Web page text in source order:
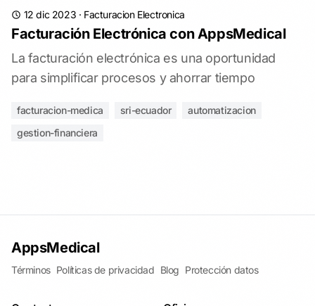
12 dic 2023 · Facturacion Electronica
Facturación Electrónica con AppsMedical
La facturación electrónica es una oportunidad
para simplificar procesos y ahorrar tiempo
facturacion-medica sri-ecuador
automatizacion
gestion-financiera
AppsMedical
Términos Políticas de privacidad Blog Protección datos